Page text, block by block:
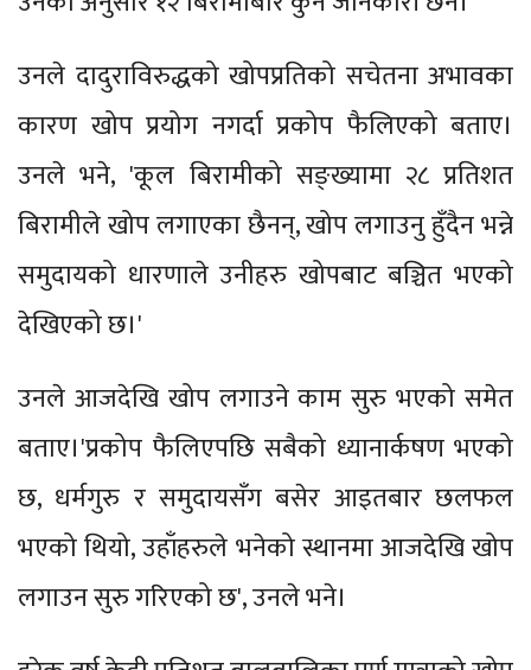
उनले दादुराविरुद्धको खोपप्रतिको सचेतना अभावका
कारण खोप प्रयोग नगर्दा प्रकोप फैलिएको बताए।
उनले भने, 'कूल बिरामीको सङ्ख्यामा २८ प्रतिशत
बिरामीले खोप लगाएका छैनन्, खोप लगाउनु हुँदैन भन्ने
समुदायको धारणाले उनीहरु खोपबाट बञ्चित भएको
देखिएको छ।'
उनले आजदेखि खोप लगाउने काम सुरु भएको समेत
बताए।'प्रकोप फैलिएपछि सबैको ध्यानार्कषण भएको
छ, धर्मगुरु र समुदायसँग बसेर आइतबार छलफल
भएको थियो, उहाँहरुले भनेको स्थानमा आजदेखि खोप
लगाउन सुरु गरिएको छ', उनले भने।